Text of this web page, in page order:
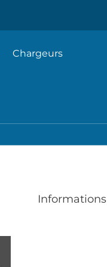
Chargeurs
Informations